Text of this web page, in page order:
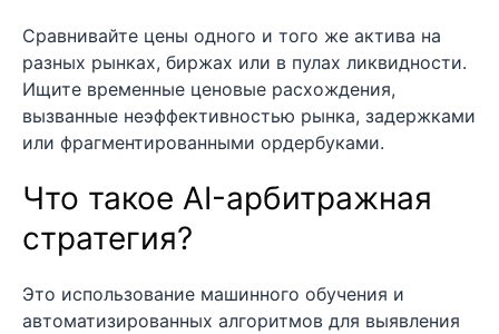
Сравнивайте цены одного и того же актива на
разных рынках, биржах или в пулах ликвидности.
Ищите временные ценовые расхождения,
вызванные неэффективностью рынка, задержками
или фрагментированными ордербуками.
Что такое AI-арбитражная
стратегия?
Это использование машинного обучения и
автоматизированных алгоритмов для выявления